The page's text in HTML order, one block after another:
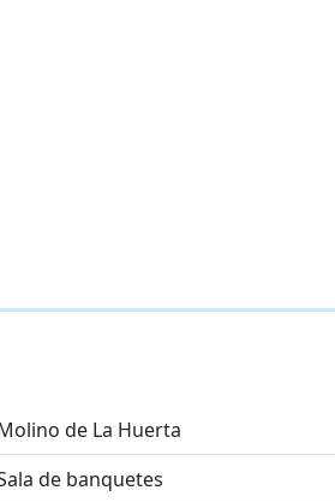
de La Huerta
de banquetes